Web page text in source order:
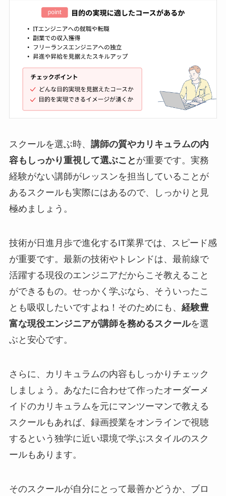
スクールを選ぶ時、 講師の質やカリキュラムの内
容もしっかり重視して選ぶこと が重要です。実務
経験がない講師がレッスンを担当していることが
あるスクールも実際にはあるので、しっかりと見
極めましょう。
技術が日進月歩で進化するIT業界では、スピード感
が重要です。最新の技術やトレンドは、最前線で
活躍する現役のエンジニアだからこそ教えること
ができるもの。せっかく学ぶなら、そういったこ
とも吸収したいですよね！そのためにも、 経験豊
富な現役エンジニアが講師を務めるスクールを選
ぶと安心です。
さらに、カリキュラムの内容もしっかりチェック
しましょう。あなたに合わせて作ったオーダーメ
イドのカリキュラムを元にマンツーマンで教える
スクールもあれば、録画授業をオンラインで視聴
するという独学に近い環境で学ぶスタイルのスク
ールもあります。
そのスクールが自分にとって最善かどうか、ブロ